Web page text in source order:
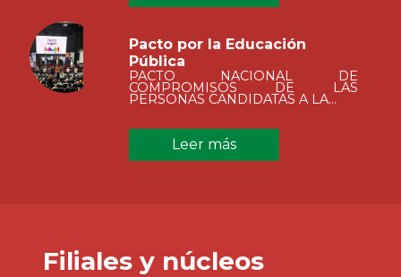
Pacto por la Educación
Pública
PACTO NACIONAL DE
COMPROMISOS DE LAS
PERSONAS CANDIDATAS A LA...
Leer más
Filiales y núcleos